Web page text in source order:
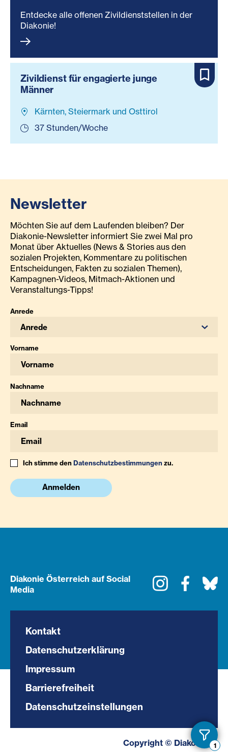
Entdecke alle offenen Zivildienststellen in der
Diakonie!
Zivildienst für engagierte junge
Männer
Kärnten, Steiermark und Osttirol
37 Stunden/Woche
1
Newsletter
Möchten Sie auf dem Laufenden bleiben? Der
Diakonie-Newsletter informiert Sie zwei Mal pro
Monat über Aktuelles (News & Stories aus den
sozialen Projekten, Kommentare zu politischen
Entscheidungen, Fakten zu sozialen Themen),
Kampagnen-Videos, Mitmach-Aktionen und
Veranstaltungs-Tipps!
Anrede
Anrede
Vorname
Nachname
Email
Ich stimme denDatenschutzbestimmungenzu.
Anmelden
Diakonie Österreich auf Social
Media
Instagram
Kontakt
Datenschutzerklärung
Impressum
Barrierefreiheit
Datenschutzeinstellungen
Copyright © Diakonie.at